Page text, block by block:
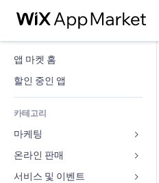
앱 마켓 홈
할인 중인 앱
카테고리
마케팅
광고
모바일
온라인 판매
쇼핑몰 관련 앱
서비스 및 이벤트